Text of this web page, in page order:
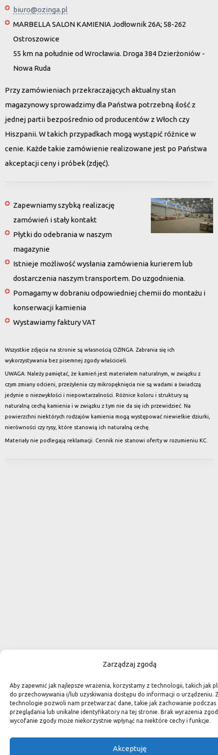
Zarządzaj zgodą
Aby zapewnić jak najlepsze wrażenia, korzystamy z technologii, takich jak
do przechowywania i/lub uzyskiwania dostępu do informacji o urządzeniu.
technologie pozwoli nam przetwarzać dane, takie jak zachowanie podczas
przeglądania lub unikalne identyfikatory na tej stronie. Brak wyrażenia
wycofanie zgody może niekorzystnie wpłynąć na niektóre cechy i funkcje.
Akceptuję
biuro@ozinga.pl
MARBELLA SALON KAMIENIA Jodłownik 26A; 58-262
Ostroszowice
55 km na południe od Wrocławia. Droga 384 Dzierżoniów -
Nowa Ruda
Przy zamówieniach przekraczających aktualny stan
magazynowy sprowadzimy dla Państwa potrzebną ilość z
jednej partii bezpośrednio od producentów z Włoch czy
Hiszpanii. W takich przypadkach mogą wystąpić różnice w
cenie. Każde takie zamówienie realizowane jest po Państwa
akceptacji ceny i próbek (zdjęć).
Zapewniamy szybką realizację
zamówień i stały kontakt
Płytki do odebrania w naszym
magazynie
Istnieje możliwość wysłania zamówienia kurierem lub
dostarczenia naszym transportem. Do uzgodnienia.
Pomagamy w dobraniu odpowiedniej chemii do montażu i
konserwacji kamienia
Wystawiamy faktury VAT
Wszystkie zdjęcia na stronie są własnością OZINGA. Zabrania się ich
wykorzystywania bez pisemnej zgody właścicieli.
UWAGA: Należy pamiętać, że kamień jest materiałem naturalnym, w związku z
czym zmiany odcieni, przeżylenia czy mikropęknięcia nie są wadami a świadczą
jedynie o niezwykłości i niepowtarzalności. Różnice koloru i struktury są
naturalną cechą kamienia i w związku z tym nie da się ich przewidzieć. Na
powierzchni niektórych rodzajów kamienia mogą występować niewielkie dziurki,
nierówności czy rysy, które stanowią ich naturalną cechę.
Materiały nie podlegają reklamacji. Cennik nie stanowi oferty w rozumieniu KC.